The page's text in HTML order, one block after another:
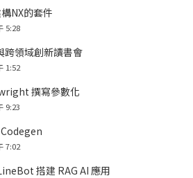
NX的套件
5:28
跨領域創新讀書會
1:52
撰寫參數化
9:23
7:02
搭建 RAG AI 應用